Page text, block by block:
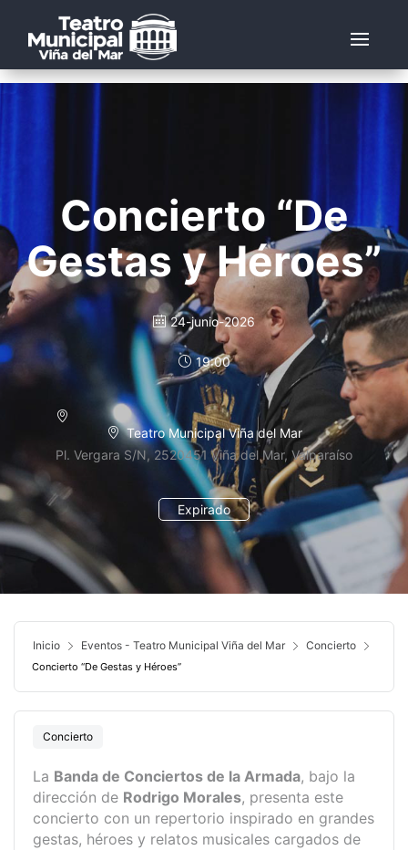
Concierto “De
Gestas y Héroes”
24-junio-2026
Expirado
19:00
Teatro Municipal Viña del Mar
Pl. Vergara S/N, 2520451 Viña del Mar, Valparaíso
Inicio Eventos - Teatro Municipal Viña del Mar Concierto
Concierto “De Gestas y Héroes”
Concierto
La Banda de Conciertos de la Armada, bajo la
dirección de Rodrigo Morales, presenta este
concierto con un repertorio inspirado en grandes
gestas, héroes y relatos musicales cargados de